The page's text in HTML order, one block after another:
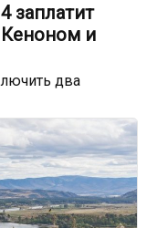
заплатит
Кеноном и
два